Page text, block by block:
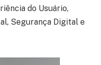
do Usuário,
Segurança Digital e